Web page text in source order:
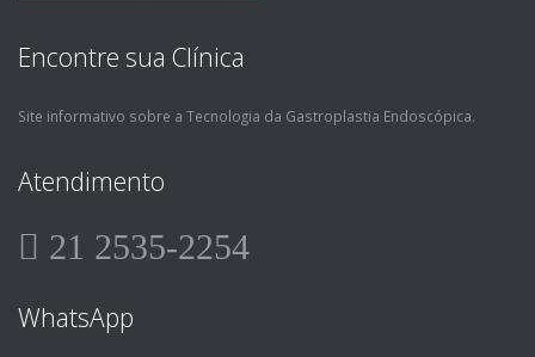
Encontre sua Clínica
Site informativo sobre a Tecnologia da Gastroplastia Endoscópica.
Atendimento
21 2535-2254
WhatsApp